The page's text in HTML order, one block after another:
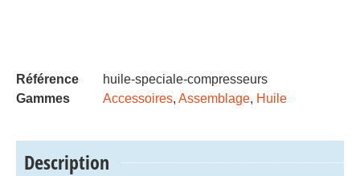
Référence
huile-speciale-compresseurs
Gammes
Accessoires, Assemblage, Huile
Description